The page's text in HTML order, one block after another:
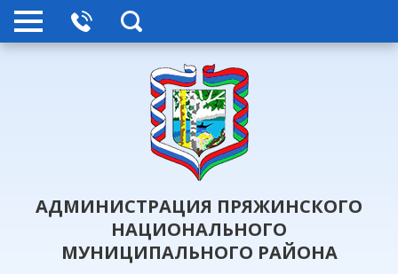
АДМИНИСТРАЦИЯ ПРЯЖИНСКОГО
НАЦИОНАЛЬНОГО
МУНИЦИПАЛЬНОГО РАЙОНА